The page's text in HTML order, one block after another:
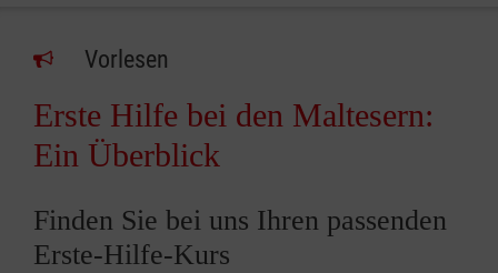
Vorlesen
Erste Hilfe bei den Maltesern:
Ein Überblick
Finden Sie bei uns Ihren passenden
Erste-Hilfe-Kurs